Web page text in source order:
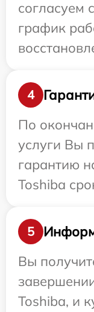
согласуем
график
4
По
услуги Вы
гарантию
Toshiba
5
Вы
Toshiba, и